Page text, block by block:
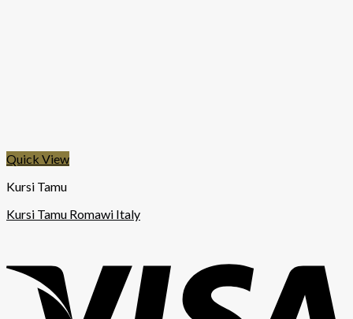
Quick View
Kursi Tamu
Kursi Tamu Romawi Italy